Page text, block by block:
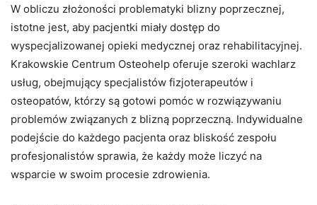
W obliczu złożoności problematyki blizny poprzecznej,
istotne jest, aby pacjentki miały dostęp do
wyspecjalizowanej opieki medycznej oraz rehabilitacyjnej.
Krakowskie Centrum Osteohelp oferuje szeroki wachlarz
usług, obejmujący specjalistów fizjoterapeutów i
osteopatów, którzy są gotowi pomóc w rozwiązywaniu
problemów związanych z blizną poprzeczną. Indywidualne
podejście do każdego pacjenta oraz bliskość zespołu
profesjonalistów sprawia, że każdy może liczyć na
wsparcie w swoim procesie zdrowienia.